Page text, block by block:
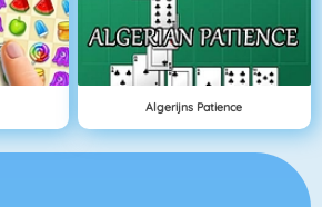
Algerijns Patience